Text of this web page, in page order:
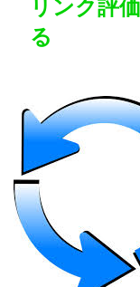
リンク評
る